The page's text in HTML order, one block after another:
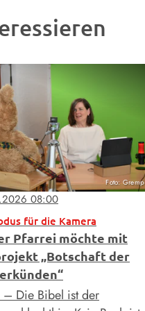
Foto: Gremp
08:00
für die Kamera
Pfarrei möchte mit
„Botschaft der
– Die Bibel ist der